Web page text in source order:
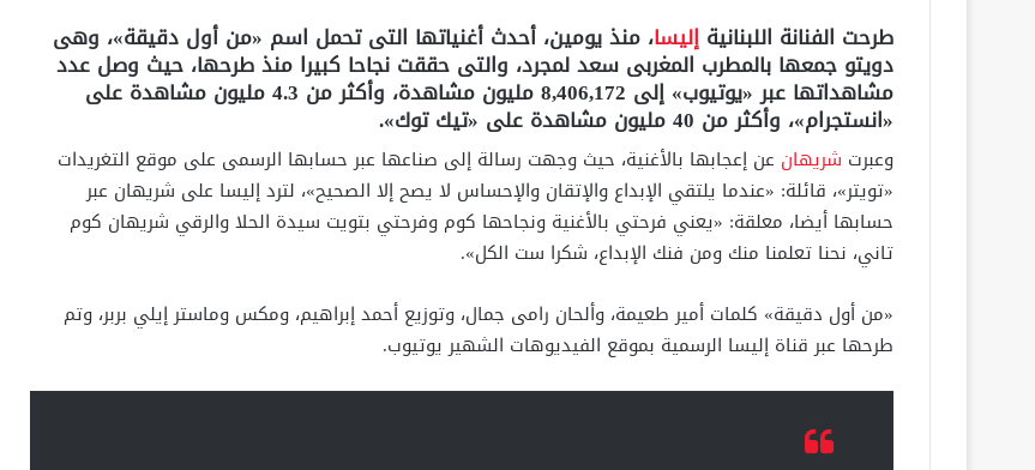
طرحت الفنانة اللبنانية إليسا، منذ يومين، أحدث أغنياتها التى تحمل اسم «من أول دقيقة»، وهى
دويتو جمعها بالمطرب المغربى سعد لمجرد، والتى حققت نجاحا كبيرا منذ طرحها، حيث وصل عدد
مشاهداتها عبر «يوتيوب» إلى 8,406,172 مليون مشاهدة، وأكثر من 4.3 مليون مشاهدة على
«انستجرام»، وأكثر من 40 مليون مشاهدة على «تيك توك».
وعبرت شريهان عن إعجابها بالأغنية، حيث وجهت رسالة إلى صناعها عبر حسابها الرسمى على موقع التغريدات
«تويتر»، قائلة: «عندما يلتقي الإبداع والإتقان والإحساس لا يصح إلا الصحيح»، لترد إليسا على شريهان عبر
حسابها أيضا، معلقة: «يعني فرحتي بالأغنية ونجاحها كوم وفرحتي بتويت سيدة الحلا والرقي شريهان كوم
تاني، نحنا تعلمنا منك ومن فنك الإبداع، شكرا ست الكل».
«من أول دقيقة» كلمات أمير طعيمة، وألحان رامى جمال، وتوزيع أحمد إبراهيم، ومكس وماستر إيلي بربر، وتم
طرحها عبر قناة إليسا الرسمية بموقع الفيديوهات الشهير يوتيوب.